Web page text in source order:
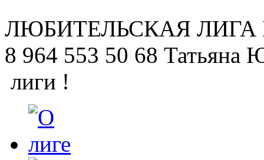
ЛЮБИТЕЛЬСКАЯ ЛИГА
8 964 553 50 68 Татьяна
лиги !